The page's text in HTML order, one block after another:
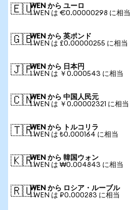
🇪🇺WEN から ユーロ
1 WEN は €0.00000298 に相当
🇬🇧WEN から 英ポンド
1 WEN は £0.00000255 に相当
🇯🇵WEN から 日本円
1 WEN は ￥0.000543 に相当
🇨🇳WEN から 中国人民元
1 WEN は ￥0.00002321 に相当
🇹🇷WEN から トルコリラ
1 WEN は ₺0.000164 に相当
🇰🇷WEN から 韓国ウォン
1 WEN は ₩0.004843 に相当
🇷🇺WEN から ロシア・ルーブル
1 WEN は ₽0.000283 に相当